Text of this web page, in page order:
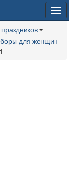
для женщин